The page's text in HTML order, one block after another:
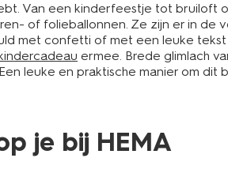
Van een kinderfeestje tot bruiloft
of folieballonnen. Ze zijn er in de
met confetti of met een leuke
ermee. Brede glimlach
leuke en praktische manier om
je bij HEMA